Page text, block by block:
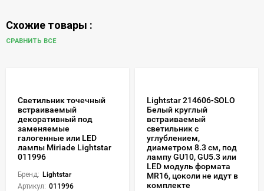
Схожие товары :
СРАВНИТЬ ВСЕ
Светильник точечный
встраиваемый
декоративный под
заменяемые
галогенные или LED
лампы Miriade Lightstar
011996
Бренд: Lightstar
Артикул: 011996
Lightstar 214606-SOLO
Белый круглый
встраиваемый
светильник с
углублением,
диаметром 8.3 см, под
лампу GU10, GU5.3 или
LED модуль формата
MR16, цоколи не идут в
комплекте